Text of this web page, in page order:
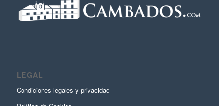
LEGAL
Condiciones legales y privacidad